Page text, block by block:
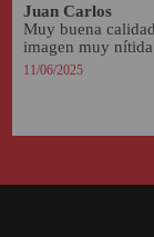
Juan Carlos
Muy buena
imagen muy
11/06/2025